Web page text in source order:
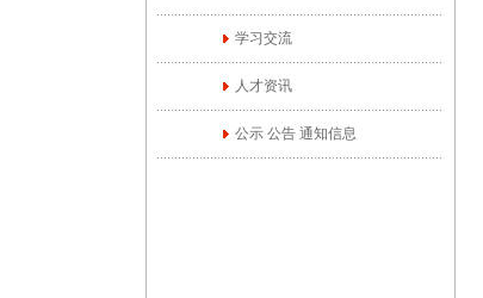
学习交流
人才资讯
公示 公告 通知信息